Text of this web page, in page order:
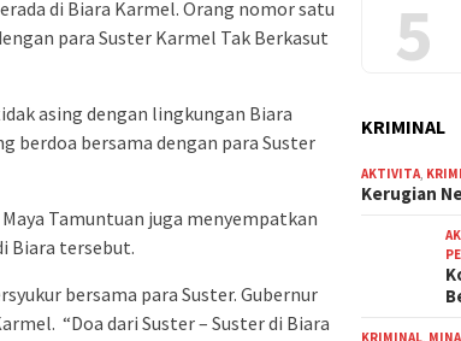
di Biara Karmel. Orang nomor satu
para Suster Karmel Tak Berkasut
asing dengan lingkungan Biara
berdoa bersama dengan para Suster
Tamuntuan juga menyempatkan
Biara tersebut.
bersama para Suster. Gubernur
“Doa dari Suster – Suster di Biara
5
KRIMINAL
AKTIVITA,
Kerugian
KRIMINAL,